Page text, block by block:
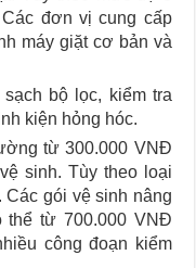
đơn vị cung cấp
máy giặt cơ bản và
bộ lọc, kiểm tra
kiện hỏng hóc.
từ 300.000 VNĐ
sinh. Tùy theo loại
Các gói vệ sinh nâng
thể từ 700.000 VNĐ
công đoạn kiểm